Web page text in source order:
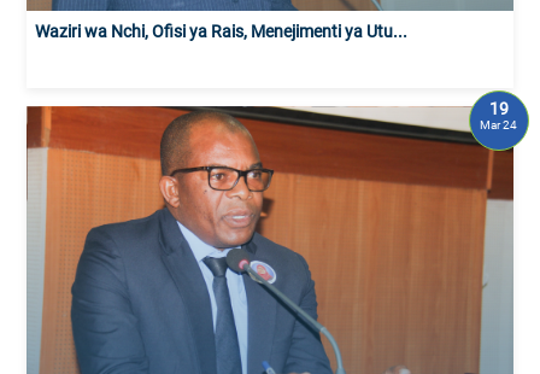
Waziri wa Nchi, Ofisi ya Rais, Menejimenti ya Utu...
19
Mar 24